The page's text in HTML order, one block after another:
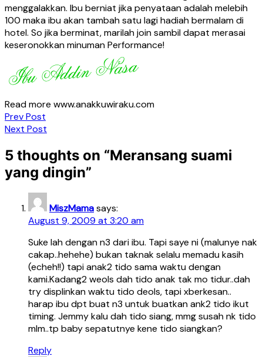
menggalakkan. Ibu berniat jika penyataan adalah melebih
100 maka ibu akan tambah satu lagi hadiah bermalam di
hotel. So jika berminat, marilah join sambil dapat merasai
keseronokkan minuman Performance!
Read more www.anakkuwiraku.com
Post
navigation
Prev Post
Next Post
5 thoughts on “Meransang suami
yang dingin”
MiszMamasays:
August 9, 2009 at 3:20 am
Suke lah dengan n3 dari ibu. Tapi saye ni (malunye nak
cakap..hehehe) bukan taknak selalu memadu kasih
(echeh!!) tapi anak2 tido sama waktu dengan
kami.Kadang2 weols dah tido anak tak mo tidur..dah
try displinkan waktu tido deols, tapi xberkesan..
harap ibu dpt buat n3 untuk buatkan ank2 tido ikut
timing. Jemmy kalu dah tido siang, mmg susah nk tido
mlm..tp baby sepatutnye kene tido siangkan?
Reply